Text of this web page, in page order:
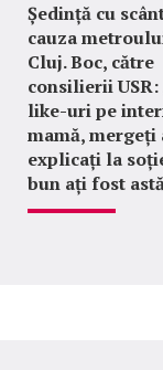
Ședință cu
cauza
Cluj. Boc, către
consilierii USR:
like-uri pe
mamă, mergeți
explicați la
bun ați fost